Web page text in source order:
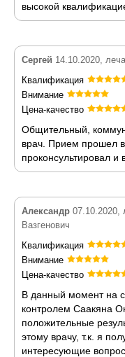
высокой
Сергей 14.10.2020,
Квалификация
Внимание
Цена-качество
Общительный,
врач. Прием прошел
проконсультировал и
Александр 07.10.2020,
Вазгенович
Квалификация
Внимание
Цена-качество
В данный момент на
контролем Саакяна
положительные
этому врачу, т.к. я
интересующие